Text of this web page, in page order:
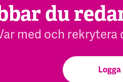
du
med och rekrytera
Logga